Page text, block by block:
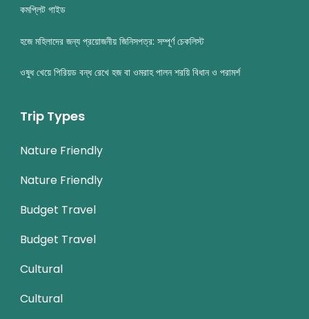
কমপ্লিট গাইড
হজে মহিলাদের জন্য প্রয়োজনীয় জিনিসপত্র: সম্পূর্ণ চেকলিস্ট
ওষুধ খেয়ে পিরিয়ড বন্ধ রেখে হজ বা ওমরাহ পালন শরয়ি বিধান ও পরামর্শ
Trip Types
Nature Friendly
Nature Friendly
Budget Travel
Budget Travel
Cultural
Cultural